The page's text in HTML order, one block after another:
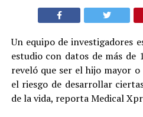
Un equipo de investigadores
estudio con datos de más de
reveló que ser el hijo mayor
el riesgo de desarrollar
de la vida, reporta Medical